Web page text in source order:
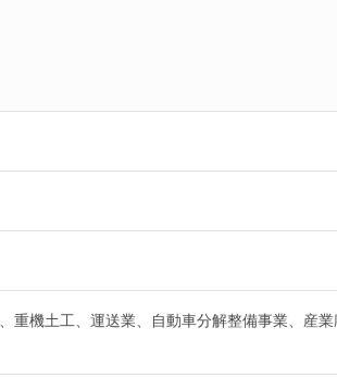
重機土工、運送業、自動車分解整備事業、産